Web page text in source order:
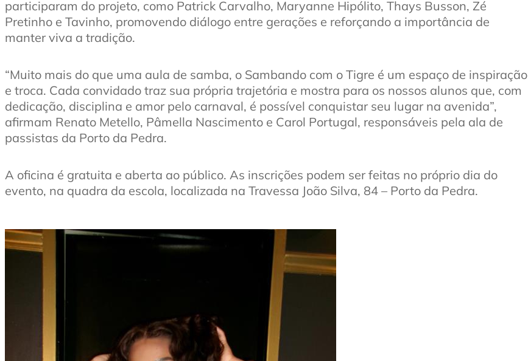
participaram do projeto, como Patrick Carvalho, Maryanne Hipólito, Thays Busson, Zé
Pretinho e Tavinho, promovendo diálogo entre gerações e reforçando a importância de
manter viva a tradição.
“Muito mais do que uma aula de samba, o Sambando com o Tigre é um espaço de inspiração
e troca. Cada convidado traz sua própria trajetória e mostra para os nossos alunos que, com
dedicação, disciplina e amor pelo carnaval, é possível conquistar seu lugar na avenida”,
afirmam Renato Metello, Pâmella Nascimento e Carol Portugal, responsáveis pela ala de
passistas da Porto da Pedra.
A oficina é gratuita e aberta ao público. As inscrições podem ser feitas no próprio dia do
evento, na quadra da escola, localizada na Travessa João Silva, 84 – Porto da Pedra.